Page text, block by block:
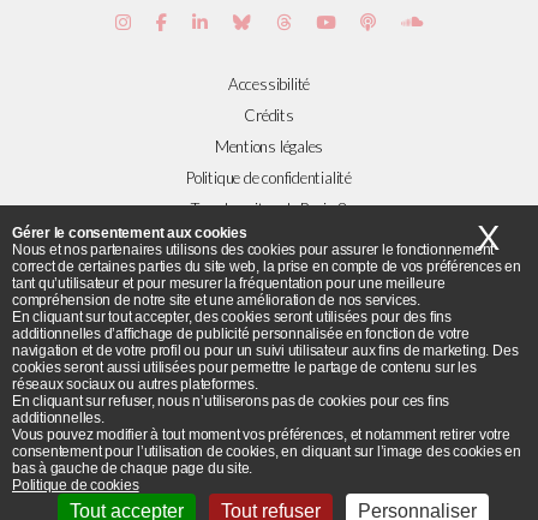
Accessibilité
Crédits
Mentions légales
Politique de confidentialité
Tous les sites de Paris 8
Plans et accès
Flux RSS
© Université Paris 8 ©2019 - Tous droits réservés
Université Paris 8 - 2 rue de la Liberté - 93526 Saint-Denis cedex / Tel :
+33(0)1 49 40 67 89 Fax : +33(0) 1 48 21 04 46
Gérer le consentement aux cookies
Nous et nos partenaires utilisons des cookies pour assurer le fonctionnement
correct de certaines parties du site web, la prise en compte de vos préférences en
tant qu’utilisateur et pour mesurer la fréquentation pour une meilleure
compréhension de notre site et une amélioration de nos services.
En cliquant sur tout accepter, des cookies seront utilisées pour des fins
additionnelles d’affichage de publicité personnalisée en fonction de votre
navigation et de votre profil ou pour un suivi utilisateur aux fins de marketing. Des
cookies seront aussi utilisées pour permettre le partage de contenu sur les
réseaux sociaux ou autres plateformes.
En cliquant sur refuser, nous n’utiliserons pas de cookies pour ces fins
additionnelles.
Vous pouvez modifier à tout moment vos préférences, et notamment retirer votre
consentement pour l’utilisation de cookies, en cliquant sur l’image des cookies en
bas à gauche de chaque page du site.
Politique de cookies
Tout accepter Tout refuser Personnaliser
X